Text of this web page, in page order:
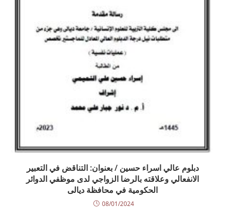
دبلوم عالي اسراء حسين / بعنوان: التناقض في التعبير
الانفعالي وعلاقته بالرضا الزواجي لدى موظفي الدوائر
الحكومية في محافظة ديالى
08/01/2024